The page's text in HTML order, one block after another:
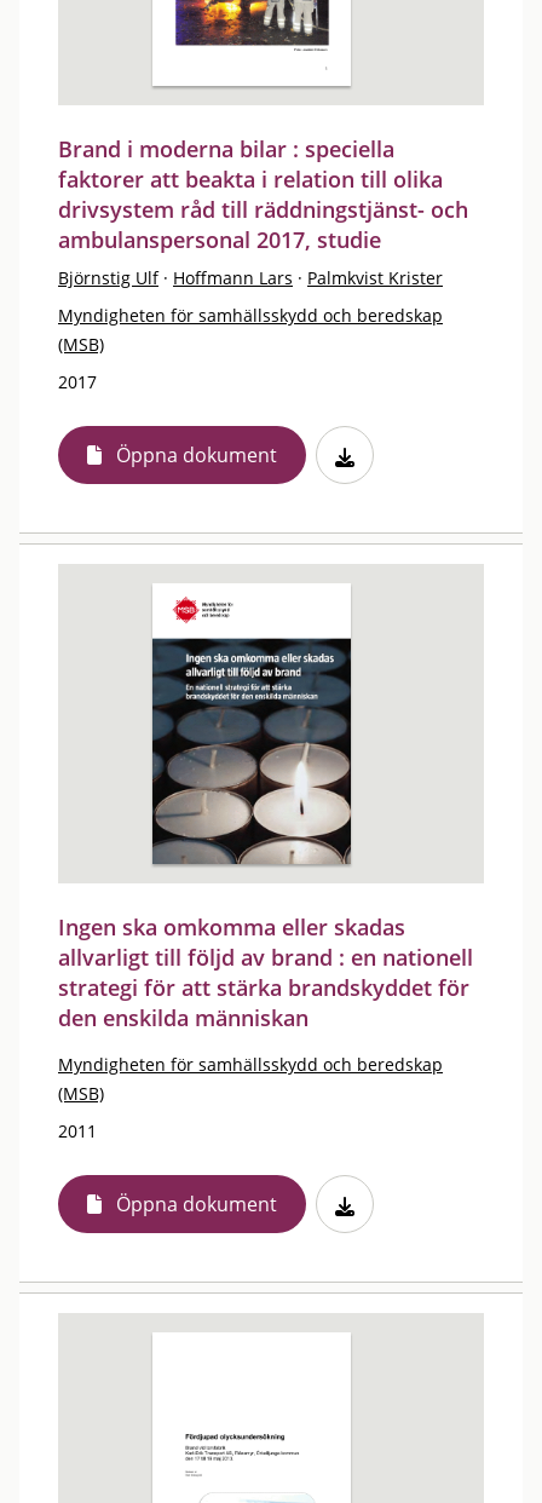
Brand i moderna bilar : speciella
faktorer att beakta i relation till olika
drivsystem råd till räddningstjänst- och
ambulanspersonal 2017, studie
Björnstig Ulf · Hoffmann Lars · Palmkvist Krister
Myndigheten för samhällsskydd och beredskap
(MSB)
2017
Öppna dokument
Ingen ska omkomma eller skadas
allvarligt till följd av brand : en nationell
strategi för att stärka brandskyddet för
den enskilda människan
Myndigheten för samhällsskydd och beredskap
(MSB)
2011
Öppna dokument